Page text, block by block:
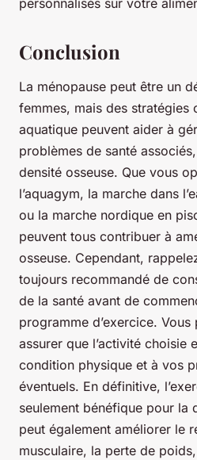
personnalisés sur votre
Conclusion
La ménopause peut être un
femmes, mais des stratégies
aquatique peuvent aider à
problèmes de santé
densité osseuse. Que vous
l’aquagym, la marche dans
ou la marche nordique en
peuvent tous contribuer à
osseuse. Cependant,
toujours recommandé de
de la santé avant de
programme d’exercice.
assurer que l’activité choisie
condition physique et à vos
éventuels. En définitive,
seulement bénéfique pour la
peut également améliorer le
musculaire, la perte de